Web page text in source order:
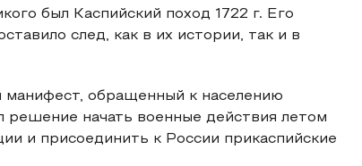
был Каспийский поход 1722 г. Его
след, как в их истории, так и в
манифест, обращенный к населению
решение начать военные действия летом
и присоединить к России прикаспийские